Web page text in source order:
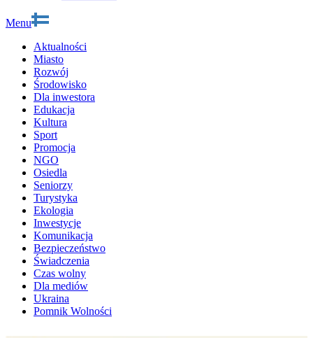
Menu
Aktualności
Miasto
Rozwój
Środowisko
Dla inwestora
Edukacja
Kultura
Sport
Promocja
NGO
Osiedla
Seniorzy
Turystyka
Ekologia
Inwestycje
Komunikacja
Bezpieczeństwo
Świadczenia
Czas wolny
Dla mediów
Ukraina
Pomnik Wolności